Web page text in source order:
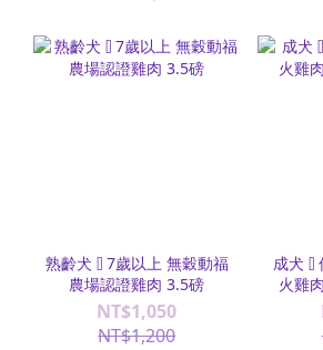
熟齡犬 ⫿ 7歲以上 無穀動福
農場認證雞肉 3.5磅
NT$1,050
NT$1,200
成犬 ⫿
火雞